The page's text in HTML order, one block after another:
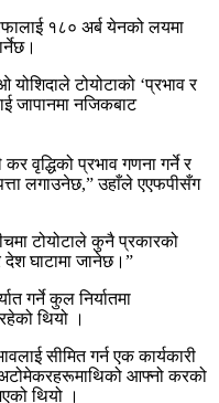
१८० अर्ब येनको लयमा
टोयोटाको ‘प्रभाव र
जापानमा नजिकबाट
वृद्धिको प्रभाव गणना गर्ने र
पत्ता लगाउनेछ,” उहाँले एएफपीसँग
टोयोटाले कुनै प्रकारको
देश घाटामा जानेछ।”
गर्ने कुल निर्यातमा
थियो ।
सीमित गर्न एक कार्यकारी
अटोमेकरहरूमाथिको आफ्नो करको
थियो ।